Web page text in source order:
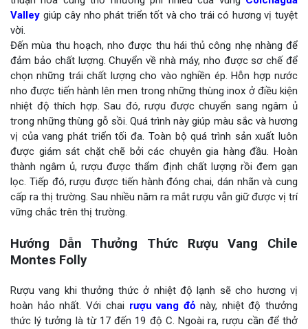
Valley giúp cây nho phát triển tốt và cho trái có hương vị tuyệt
vời.
Đến mùa thu hoạch, nho được thu hái thủ công nhẹ nhàng để
đảm bảo chất lượng. Chuyển về nhà máy, nho được sơ chế để
chọn những trái chất lượng cho vào nghiền ép. Hỗn hợp nước
nho được tiến hành lên men trong những thùng inox ở điều kiện
nhiệt độ thích hợp. Sau đó, rượu được chuyển sang ngâm ủ
trong những thùng gỗ sồi. Quá trình này giúp màu sắc và hương
vị của vang phát triển tối đa. Toàn bộ quá trình sản xuất luôn
được giám sát chặt chẽ bởi các chuyên gia hàng đầu. Hoàn
thành ngâm ủ, rượu được thẩm định chất lượng rồi đem gạn
lọc. Tiếp đó, rượu được tiến hành đóng chai, dán nhãn và cung
cấp ra thị trường. Sau nhiều năm ra mắt rượu vẫn giữ được vị trí
vững chắc trên thị trường.
Hướng Dẫn Thưởng Thức Rượu Vang Chile
Montes Folly
Rượu vang khi thưởng thức ở nhiệt độ lạnh sẽ cho hương vị
hoàn hảo nhất. Với chai rượu vang đỏ này, nhiệt độ thưởng
thức lý tưởng là từ 17 đến 19 độ C. Ngoài ra, rượu cần để thở